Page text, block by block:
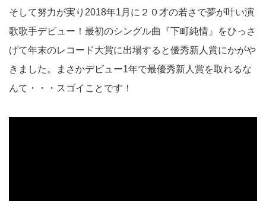
そして努力が実り2018年1月に２０才の若さで夢が叶い演
歌歌手デビュー！最初のシングル曲『下町純情』をひっさ
げて年末のレコード大賞に出場すると優秀新人賞にかがや
きました。まさかデビュー1年で最優秀新人賞を取れるな
んて・・・スゴイことです！